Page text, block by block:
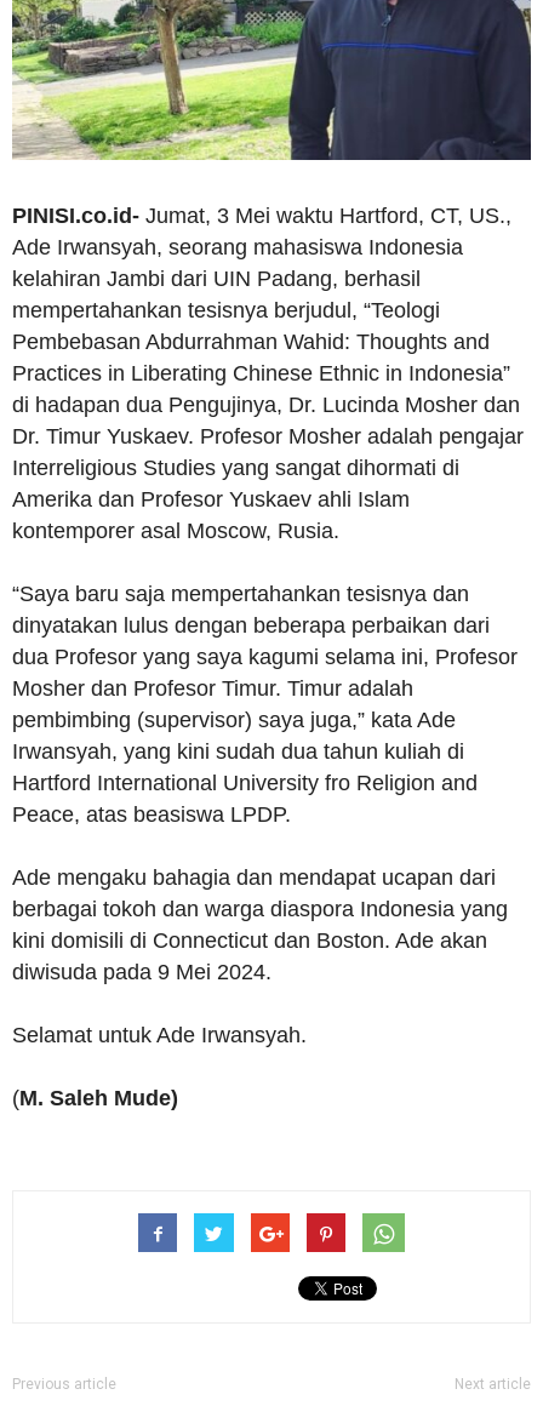
PINISI.co.id- Jumat, 3 Mei waktu Hartford, CT, US.,
Ade Irwansyah, seorang mahasiswa Indonesia
kelahiran Jambi dari UIN Padang, berhasil
mempertahankan tesisnya berjudul, “Teologi
Pembebasan Abdurrahman Wahid: Thoughts and
Practices in Liberating Chinese Ethnic in Indonesia”
di hadapan dua Pengujinya, Dr. Lucinda Mosher dan
Dr. Timur Yuskaev. Profesor Mosher adalah pengajar
Interreligious Studies yang sangat dihormati di
Amerika dan Profesor Yuskaev ahli Islam
kontemporer asal Moscow, Rusia.
“Saya baru saja mempertahankan tesisnya dan
dinyatakan lulus dengan beberapa perbaikan dari
dua Profesor yang saya kagumi selama ini, Profesor
Mosher dan Profesor Timur. Timur adalah
pembimbing (supervisor) saya juga,” kata Ade
Irwansyah, yang kini sudah dua tahun kuliah di
Hartford International University fro Religion and
Peace, atas beasiswa LPDP.
Ade mengaku bahagia dan mendapat ucapan dari
berbagai tokoh dan warga diaspora Indonesia yang
kini domisili di Connecticut dan Boston. Ade akan
diwisuda pada 9 Mei 2024.
Selamat untuk Ade Irwansyah.
(M. Saleh Mude)
Previous article Next article